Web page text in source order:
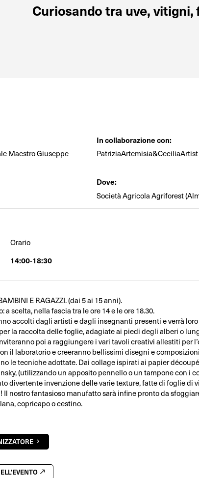
Curiosando tra uve,
Maestro Giuseppe
In collaborazione con:
PatriziaArtemisia&CeciliaArtist
Dove:
Società Agricola Agriforest
Orario
14:00-18:30
E RAGAZZI. (dai 5 ai 15 anni).
a scelta, nella fascia tra le ore 14 e le ore 18.30.
accolti dagli artisti e dagli insegnanti presenti e verrà
la raccolta delle foglie, adagiate ai piedi degli alberi o
poi a raggiungere i vari tavoli creativi allestiti per
il laboratorio e creeranno bellissimi disegni e
le tecniche adottate. Dai collage ispirati ai papier
(utilizzando un apposito pennello o un tampone con i
divertente invenzione delle varie texture, fatte di foglie di
Il nostro fantasioso manufatto sarà infine pronto da
copricapo o cestino.